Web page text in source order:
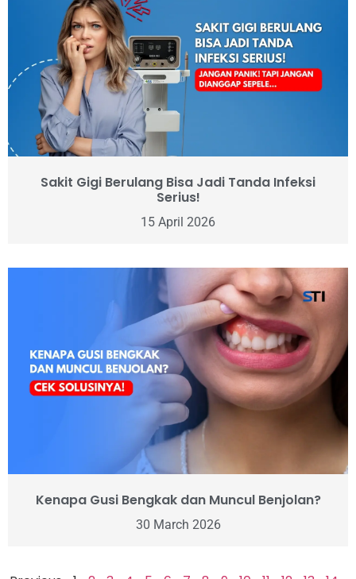
Sakit Gigi Berulang Bisa Jadi Tanda Infeksi
Serius!
15 April 2026
Kenapa Gusi Bengkak dan Muncul Benjolan?
30 March 2026